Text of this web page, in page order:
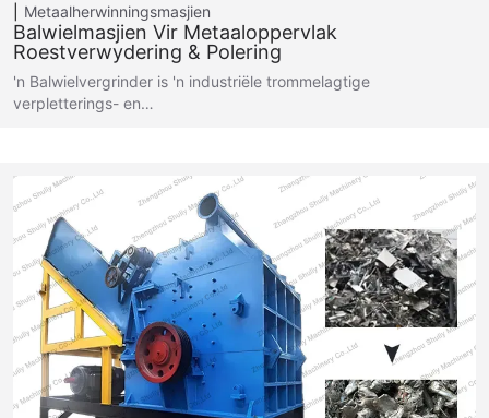
Metaalherwinningsmasjien
Balwielmasjien Vir Metaaloppervlak
Roestverwydering & Polering
'n Balwielvergrinder is 'n industriële trommelagtige
verpletterings- en…